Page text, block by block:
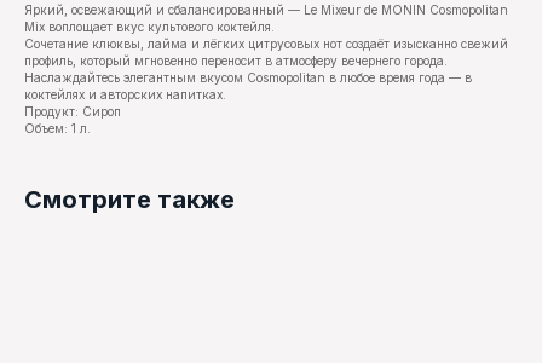
Яркий, освежающий и сбалансированный — Le Mixeur de MONIN Cosmopolitan
Mix воплощает вкус культового коктейля.
Сочетание клюквы, лайма и лёгких цитрусовых нот создаёт изысканно свежий
профиль, который мгновенно переносит в атмосферу вечернего города.
Наслаждайтесь элегантным вкусом Cosmopolitan в любое время года — в
коктейлях и авторских напитках.
Продукт: Сироп
Объем: 1 л.
Смотрите также